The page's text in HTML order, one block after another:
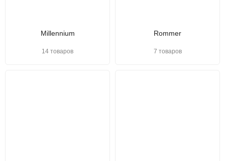
Millennium
14 товаров
Rommer
7 товаров